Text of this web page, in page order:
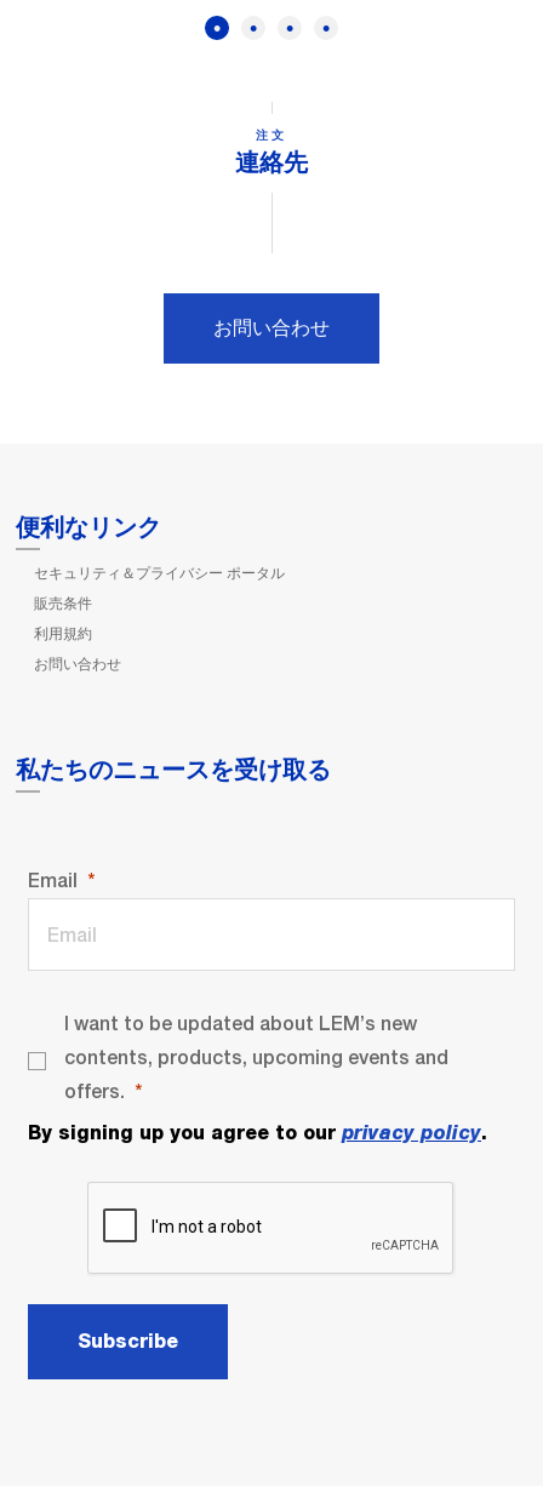
注文
連絡先
お問い合わせ
便利なリンク
セキュリティ＆プライバシー ポータル
販売条件
利用規約
お問い合わせ
私たちのニュースを受け取る
Email
I want to be updated about LEM’s new
contents, products, upcoming events and
offers.
By signing up you agree to our privacy policy.
Subscribe